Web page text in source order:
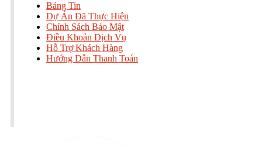
Bảng Tin
Dự Án Đã Thực Hiện
Chính Sách Bảo Mật
Điều Khoản Dịch Vụ
Hỗ Trợ Khách Hàng
Hướng Dẫn Thanh Toán